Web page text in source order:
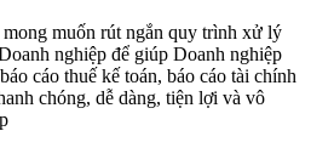
muốn rút ngắn quy trình xử lý
nghiệp để giúp Doanh nghiệp
cáo thuế kế toán, báo cáo tài chính
chóng, dễ dàng, tiện lợi và vô